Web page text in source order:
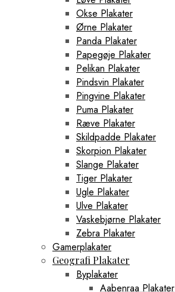
Okse Plakater
Ørne Plakater
Panda Plakater
Papegøje Plakater
Pelikan Plakater
Pindsvin Plakater
Pingvine Plakater
Puma Plakater
Ræve Plakater
Skildpadde Plakater
Skorpion Plakater
Slange Plakater
Tiger Plakater
Ugle Plakater
Ulve Plakater
Vaskebjørne Plakater
Zebra Plakater
Gamerplakater
Geografi Plakater
Byplakater
Aabenraa Plakater